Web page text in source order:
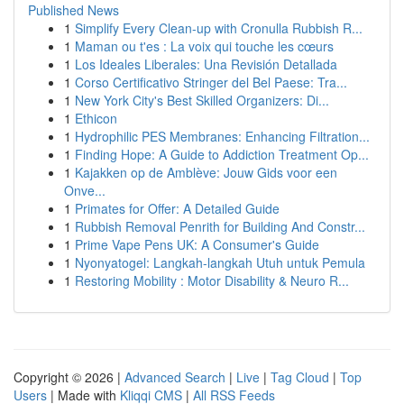
Published News
1 Simplify Every Clean-up with Cronulla Rubbish R...
1 Maman ou t'es : La voix qui touche les cœurs
1 Los Ideales Liberales: Una Revisión Detallada
1 Corso Certificativo Stringer del Bel Paese: Tra...
1 New York City's Best Skilled Organizers: Di...
1 Ethicon
1 Hydrophilic PES Membranes: Enhancing Filtration...
1 Finding Hope: A Guide to Addiction Treatment Op...
1 Kajakken op de Amblève: Jouw Gids voor een
Onve...
1 Primates for Offer: A Detailed Guide
1 Rubbish Removal Penrith for Building And Constr...
1 Prime Vape Pens UK: A Consumer's Guide
1 Nyonyatogel: Langkah-langkah Utuh untuk Pemula
1 Restoring Mobility : Motor Disability & Neuro R...
Copyright © 2026 | Advanced Search | Live | Tag Cloud | Top
Users | Made with Kliqqi CMS | All RSS Feeds